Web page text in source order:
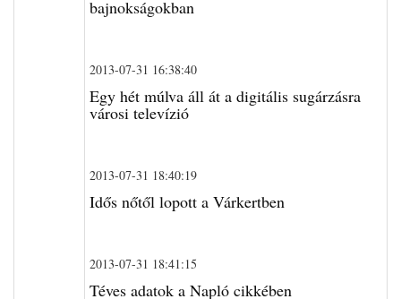
bajnokságokban
2013-07-31 16:38:40
Egy hét múlva áll át a digitális sugárzásra
városi televízió
2013-07-31 18:40:19
Idős nőtől lopott a Várkertben
2013-07-31 18:41:15
Téves adatok a Napló cikkében